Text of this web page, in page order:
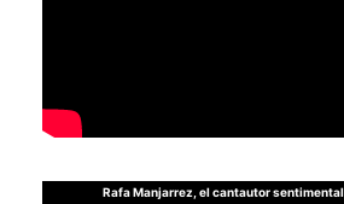
Rafa Manjarrez, el cantautor sentimental